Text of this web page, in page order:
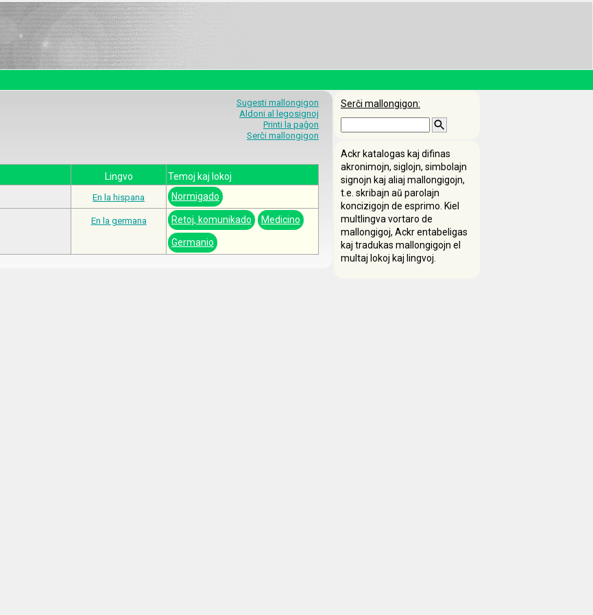
Sugesti mallongigon
Aldoni al legosignoj
Printi la paĝon
Serĉi mallongigon
Lingvo
Temoj kaj lokoj
En la hispana Normigado
En la germana Retoj, komunikado Medicino
Germanio
Serĉi mallongigon:
Ackr katalogas kaj difinas
akronimojn, siglojn, simbolajn
signojn kaj aliaj mallongigojn,
t.e. skribajn aŭ parolajn
koncizigojn de esprimo. Kiel
multlingva vortaro de
mallongigoj, Ackr entabeligas
kaj tradukas mallongigojn el
multaj lokoj kaj lingvoj.